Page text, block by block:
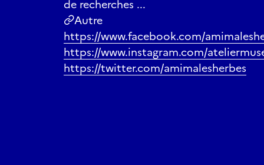
de recherches ...
Autre
https://www.facebook.com/
https://www.instagram.com/
https://twitter.com/amimalesherbes